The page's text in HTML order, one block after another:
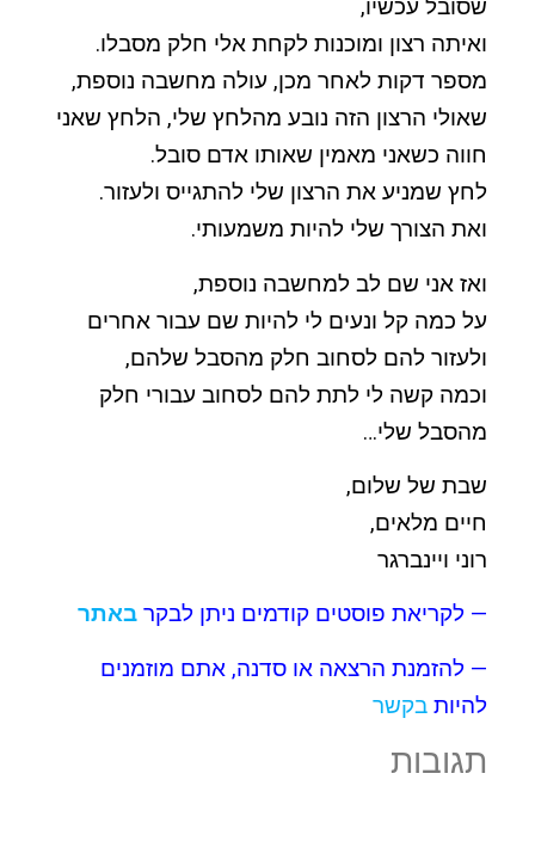
שסובל עכשיו,
ואיתה רצון ומוכנות לקחת אלי חלק מסבלו.
מספר דקות לאחר מכן, עולה מחשבה נוספת,
שאולי הרצון הזה נובע מהלחץ שלי, הלחץ שאני
חווה כשאני מאמין שאותו אדם סובל.
לחץ שמניע את הרצון שלי להתגייס ולעזור.
ואת הצורך שלי להיות משמעותי.
ואז אני שם לב למחשבה נוספת,
על כמה קל ונעים לי להיות שם עבור אחרים
ולעזור להם לסחוב חלק מהסבל שלהם,
וכמה קשה לי לתת להם לסחוב עבורי חלק
מהסבל שלי…
שבת של שלום,
חיים מלאים,
רוני ויינברגר
— לקריאת פוסטים קודמים ניתן לבקר באתר
— להזמנת הרצאה או סדנה, אתם מוזמנים
להיות בקשר
תגובות